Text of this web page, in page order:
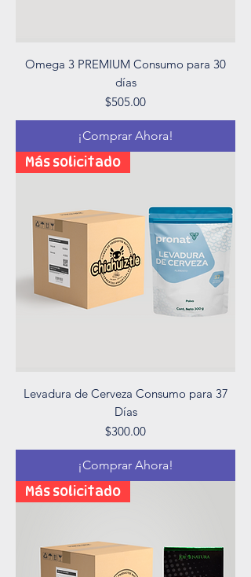
Omega 3 PREMIUM Consumo para 30
días
Precio
$505.00
¡Comprar Ahora!
Más solicitado
Levadura de Cerveza Consumo para 37
Días
Precio
$300.00
¡Comprar Ahora!
Más solicitado